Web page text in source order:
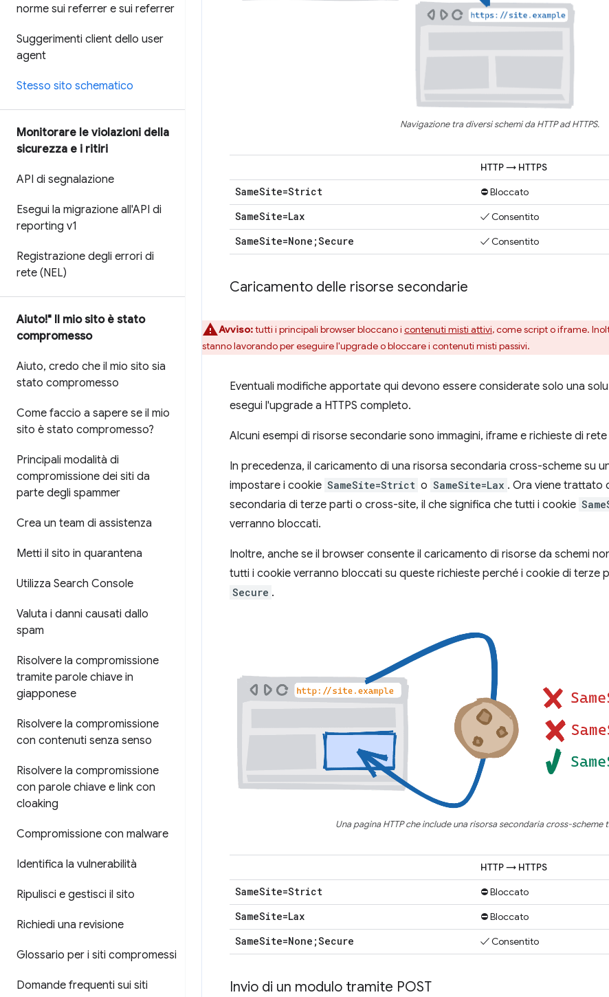
norme sui referrer e sui referrer
Suggerimenti client dello user
agent
Stesso sito schematico
Monitorare le violazioni della
sicurezza e i ritiri
API di segnalazione
Esegui la migrazione all'API di
reporting v1
Registrazione degli errori di
rete (NEL)
Aiuto!" Il mio sito è stato
compromesso
Aiuto, credo che il mio sito sia
stato compromesso
Come faccio a sapere se il mio
sito è stato compromesso?
Principali modalità di
compromissione dei siti da
parte degli spammer
Crea un team di assistenza
Metti il sito in quarantena
Utilizza Search Console
Valuta i danni causati dallo
spam
Risolvere la compromissione
tramite parole chiave in
giapponese
Risolvere la compromissione
con contenuti senza senso
Risolvere la compromissione
con parole chiave e link con
cloaking
Compromissione con malware
Identifica la vulnerabilità
Ripulisci e gestisci il sito
Richiedi una revisione
Glossario per i siti compromessi
Domande frequenti sui siti
Navigazione tra diversi schemi da HTTP ad HTTPS.
HTTP → HTTPS
SameSite=Strict ⛔ Bloccato
SameSite=Lax ✓ Consentito
SameSite=None;Secure ✓ Consentito
Caricamento delle risorse secondarie
Avviso:tutti i principali browser bloccano i contenuti misti attivi, come script o iframe.
stanno lavorando per eseguire l'upgrade o bloccare i contenuti misti passivi.
Eventuali modifiche apportate qui devono essere considerate solo una
esegui l'upgrade a HTTPS completo.
Alcuni esempi di risorse secondarie sono immagini, iframe e richieste di
In precedenza, il caricamento di una risorsa secondaria cross-scheme su
impostare i cookie SameSite=Strict o SameSite=Lax . Ora viene trattato
secondaria di terze parti o cross-site, il che significa che tutti i cookie
verranno bloccati.
Inoltre, anche se il browser consente il caricamento di risorse da schemi
tutti i cookie verranno bloccati su queste richieste perché i cookie di terze
Secure .
Una pagina HTTP che include una risorsa secondaria cross-scheme
HTTP → HTTPS
SameSite=Strict ⛔ Bloccato
SameSite=Lax ⛔ Bloccato
SameSite=None;Secure ✓ Consentito
Invio di un modulo tramite POST